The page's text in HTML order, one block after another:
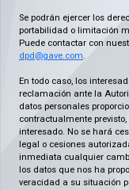
Se podrán ejercer los
portabilidad o limitación
Puede contactar con
dpd@gave.com.
En todo caso, los
reclamación ante la
datos personales
contractualmente
interesado. No se hará
legal o cesiones
inmediata cualquier
los datos que nos ha
veracidad a su situación